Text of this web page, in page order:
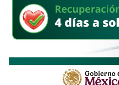
“Es la empresa la que no
locales establecen y eso deja
de indefensión”, señaló.
Respecto a la llegada de
estado, Martínez Acosta
competencia representa una